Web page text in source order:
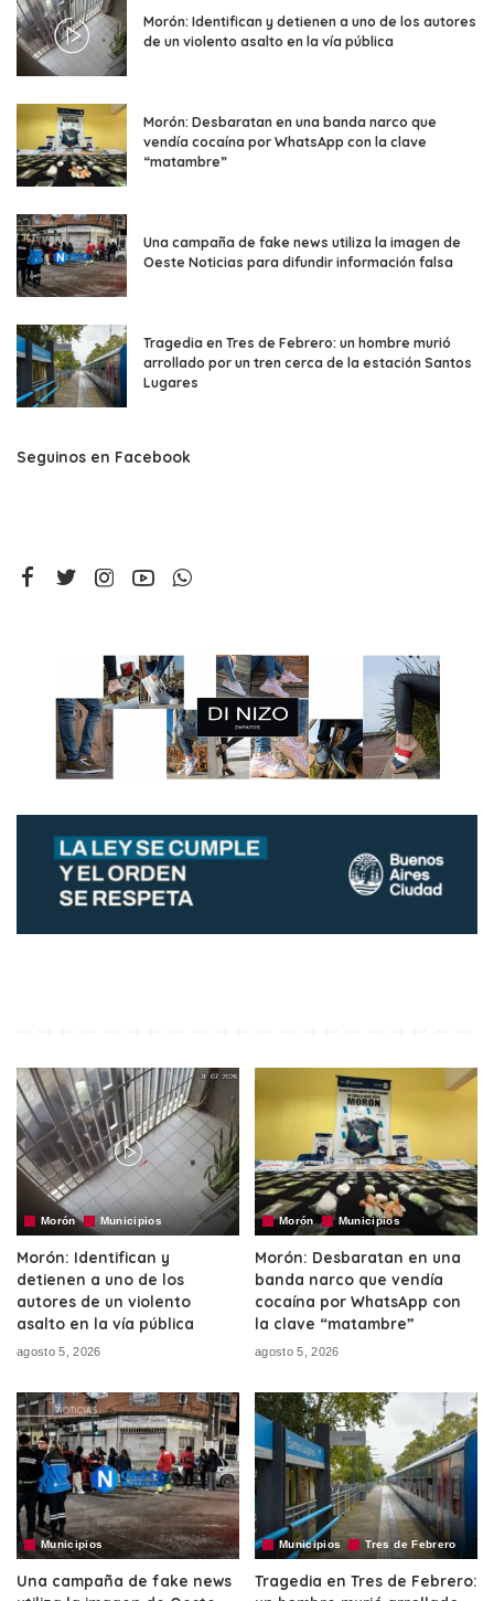
Morón: Identifican y detienen a uno de los autores
de un violento asalto en la vía pública
Morón: Desbaratan en una banda narco que
vendía cocaína por WhatsApp con la clave
“matambre”
Una campaña de fake news utiliza la imagen de
Oeste Noticias para difundir información falsa
Tragedia en Tres de Febrero: un hombre murió
arrollado por un tren cerca de la estación Santos
Lugares
Seguinos en Facebook
Morón Municipios
Morón: Identifican y
detienen a uno de los
autores de un violento
asalto en la vía pública
agosto 5, 2026
Morón Municipios
Morón: Desbaratan en una
banda narco que vendía
cocaína por WhatsApp con
la clave “matambre”
agosto 5, 2026
Municipios
Una campaña de fake news
Municipios Tres de Febrero
Tragedia en Tres de Febrero: